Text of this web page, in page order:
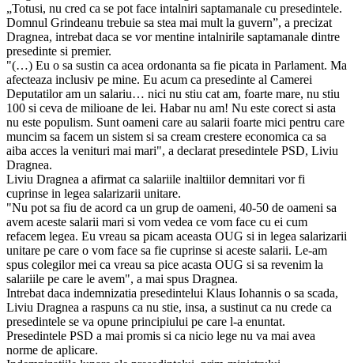
„Totusi, nu cred ca se pot face intalniri saptamanale cu presedintele.
Domnul Grindeanu trebuie sa stea mai mult la guvern”, a precizat
Dragnea, intrebat daca se vor mentine intalnirile saptamanale dintre
presedinte si premier.
"(…) Eu o sa sustin ca acea ordonanta sa fie picata in Parlament. Ma
afecteaza inclusiv pe mine. Eu acum ca presedinte al Camerei
Deputatilor am un salariu… nici nu stiu cat am, foarte mare, nu stiu
100 si ceva de milioane de lei. Habar nu am! Nu este corect si asta
nu este populism. Sunt oameni care au salarii foarte mici pentru care
muncim sa facem un sistem si sa cream crestere economica ca sa
aiba acces la venituri mai mari", a declarat presedintele PSD, Liviu
Dragnea.
Liviu Dragnea a afirmat ca salariile inaltiilor demnitari vor fi
cuprinse in legea salarizarii unitare.
"Nu pot sa fiu de acord ca un grup de oameni, 40-50 de oameni sa
avem aceste salarii mari si vom vedea ce vom face cu ei cum
refacem legea. Eu vreau sa picam aceasta OUG si in legea salarizarii
unitare pe care o vom face sa fie cuprinse si aceste salarii. Le-am
spus colegilor mei ca vreau sa pice acasta OUG si sa revenim la
salariile pe care le avem", a mai spus Dragnea.
Intrebat daca indemnizatia presedintelui Klaus Iohannis o sa scada,
Liviu Dragnea a raspuns ca nu stie, insa, a sustinut ca nu crede ca
presedintele se va opune principiului pe care l-a enuntat.
Presedintele PSD a mai promis si ca nicio lege nu va mai avea
norme de aplicare.